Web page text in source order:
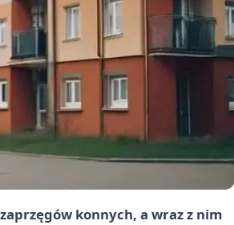
konnych, a wraz z nim